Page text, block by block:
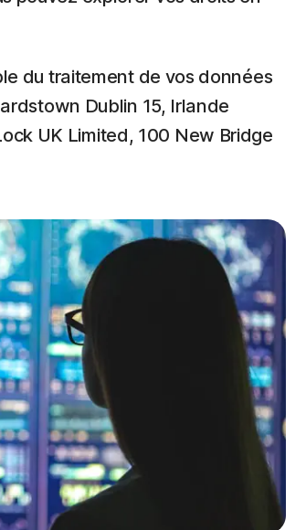
du traitement de vos données
Dublin 15, Irlande
UK Limited, 100 New Bridge